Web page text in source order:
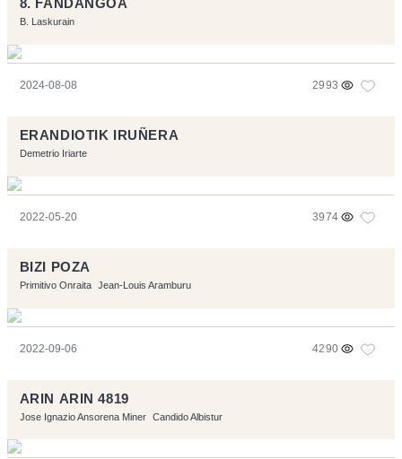
8. FANDANGOA
B. Laskurain
2024-08-08 2993
ERANDIOTIK IRUÑERA
Demetrio Iriarte
2022-05-20 3974
BIZI POZA
Primitivo Onraita Jean-Louis Aramburu
2022-09-06 4290
ARIN ARIN 4819
Jose Ignazio Ansorena Miner Candido Albistur